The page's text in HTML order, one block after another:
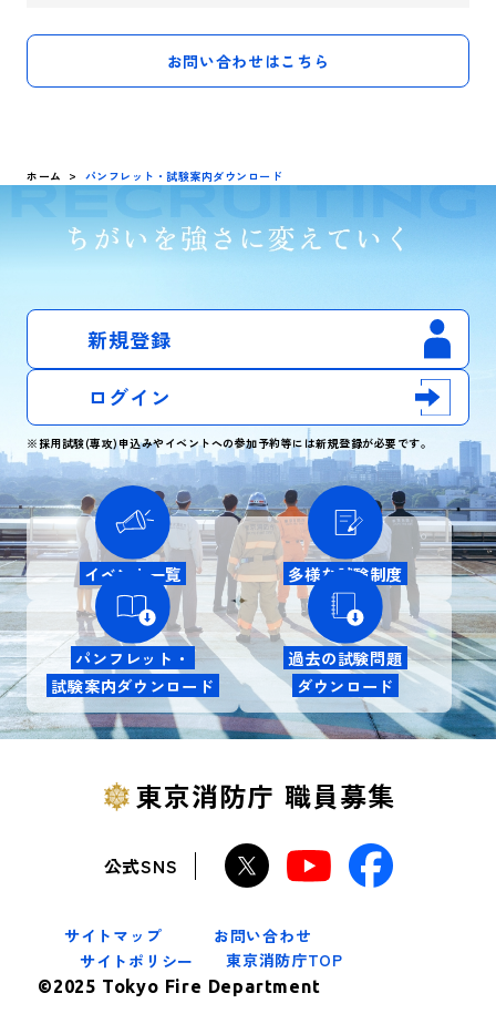
お問い合わせはこちら
ホーム パンフレット・試験案内ダウンロード
新規登録
ログイン
※採用試験(専攻)申込みやイベントへの参加予約等には新規登録が必要です。
イベント一覧 多様な試験制度
パンフレット・
試験案内ダウンロード
過去の試験問題
ダウンロード
東京消防庁 職員募集
公式SNS
サイトマップ
お問い合わせ
サイトポリシー
東京消防庁TOP
©2025 Tokyo Fire Department